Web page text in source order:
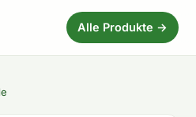
Alle Produkte →